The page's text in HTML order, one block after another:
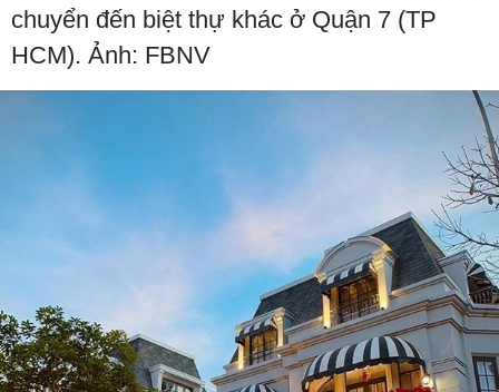
chuyển đến biệt thự khác ở Quận 7 (TP
HCM). Ảnh: FBNV